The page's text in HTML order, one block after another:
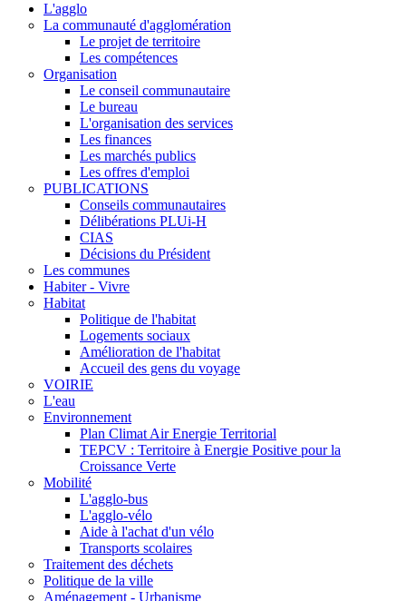
L'agglo
La communauté d'agglomération
Le projet de territoire
Les compétences
Organisation
Le conseil communautaire
Le bureau
L'organisation des services
Les finances
Les marchés publics
Les offres d'emploi
PUBLICATIONS
Conseils communautaires
Délibérations PLUi-H
CIAS
Décisions du Président
Les communes
Habiter - Vivre
Habitat
Politique de l'habitat
Logements sociaux
Amélioration de l'habitat
Accueil des gens du voyage
VOIRIE
L'eau
Environnement
Plan Climat Air Energie Territorial
TEPCV : Territoire à Energie Positive pour la
Croissance Verte
Mobilité
L'agglo-bus
L'agglo-vélo
Aide à l'achat d'un vélo
Transports scolaires
Traitement des déchets
Politique de la ville
Aménagement - Urbanisme